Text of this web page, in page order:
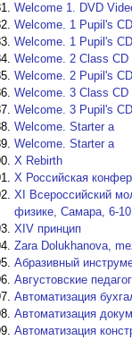
Welcome 1. DVD
Welcome. 1 Pupil's CD
Welcome. 1 Pupil's CD
Welcome. 2 Class CD
Welcome. 2 Pupil's CD
Welcome. 3 Class CD
Welcome. 3 Pupil's CD
Welcome. Starter a
Welcome. Starter a
X Rebirth
X Российская
XI Всероссийский
физике, Самара, 6-10
XIV принцип
Zara Dolukhanova,
Абразивный
Августовские
Автоматизация
Автоматизация
Автоматизация